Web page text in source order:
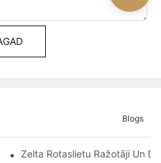
Blogs
Krusta Kulonus
Zelta Rotaslietu Ražotāji Un